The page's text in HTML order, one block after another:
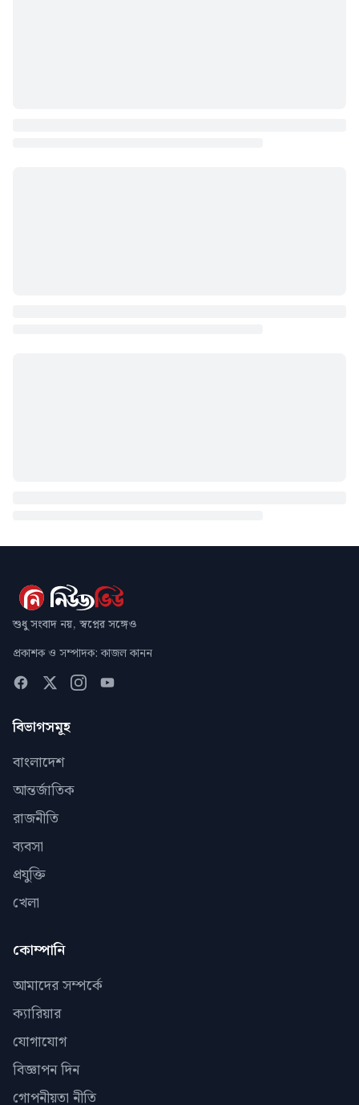
শুধু সংবাদ নয়, স্বপ্নের সঙ্গেও
প্রকাশক ও সম্পাদক: কাজল কানন
বিভাগসমূহ
বাংলাদেশ
আন্তর্জাতিক
রাজনীতি
ব্যবসা
প্রযুক্তি
খেলা
কোম্পানি
আমাদের সম্পর্কে
ক্যারিয়ার
যোগাযোগ
বিজ্ঞাপন দিন
গোপনীয়তা নীতি